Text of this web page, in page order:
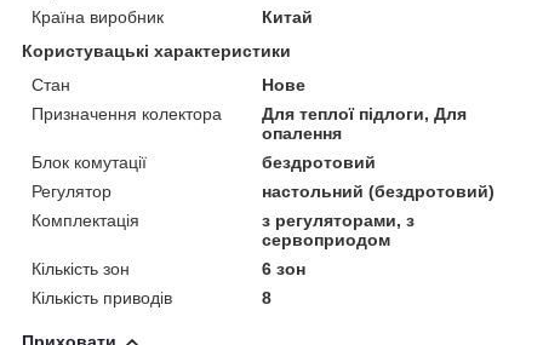
Країна виробник
Китай
Користувацькі характеристики
Стан
Нове
Призначення колектора
Для теплої підлоги, Для
опалення
Блок комутації
бездротовий
Регулятор
настольний (бездротовий)
Комплектація
з регуляторами, з
сервоприодом
Кількість зон
6 зон
Кількість приводів
8